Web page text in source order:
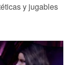
y jugables